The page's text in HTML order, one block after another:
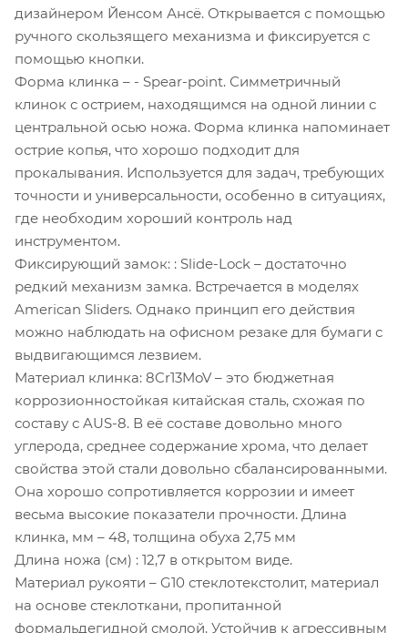
дизайнером Йенсом Ансё. Открывается с помощью
ручного скользящего механизма и фиксируется с
помощью кнопки.
Форма клинка – - Spear-point. Симметричный
клинок с острием, находящимся на одной линии с
центральной осью ножа. Форма клинка напоминает
острие копья, что хорошо подходит для
прокалывания. Используется для задач, требующих
точности и универсальности, особенно в ситуациях,
где необходим хороший контроль над
инструментом.
Фиксирующий замок: : Slide-Lock – достаточно
редкий механизм замка. Встречается в моделях
American Sliders. Однако принцип его действия
можно наблюдать на офисном резаке для бумаги с
выдвигающимся лезвием.
Материал клинка: 8Cr13MoV – это бюджетная
коррозионностойкая китайская сталь, схожая по
составу с AUS-8. В её составе довольно много
углерода, среднее содержание хрома, что делает
свойства этой стали довольно сбалансированными.
Она хорошо сопротивляется коррозии и имеет
весьма высокие показатели прочности. Длина
клинка, мм – 48, толщина обуха 2,75 мм
Длина ножа (см) : 12,7 в открытом виде.
Материал рукояти – G10 стеклотекстолит, материал
на основе стеклоткани, пропитанной
формальдегидной смолой. Устойчив к агрессивным